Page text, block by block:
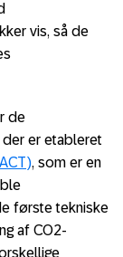
vis, så de
de
er etableret
, som er en
første tekniske
af CO2-